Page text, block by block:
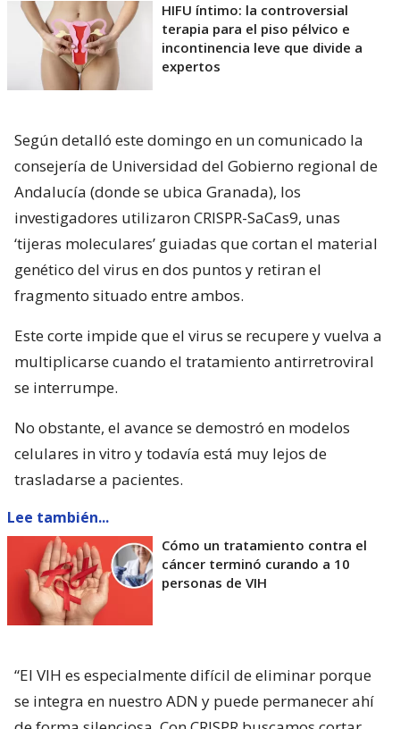
HIFU íntimo: la controversial
terapia para el piso pélvico e
incontinencia leve que divide a
expertos
Según detalló este domingo en un comunicado la
consejería de Universidad del Gobierno regional de
Andalucía (donde se ubica Granada), los
investigadores utilizaron CRISPR-SaCas9, unas
‘tijeras moleculares’ guiadas que cortan el material
genético del virus en dos puntos y retiran el
fragmento situado entre ambos.
Este corte impide que el virus se recupere y vuelva a
multiplicarse cuando el tratamiento antirretroviral
se interrumpe.
No obstante, el avance se demostró en modelos
celulares in vitro y todavía está muy lejos de
trasladarse a pacientes.
Lee también...
Cómo un tratamiento contra el
cáncer terminó curando a 10
personas de VIH
“El VIH es especialmente difícil de eliminar porque
se integra en nuestro ADN y puede permanecer ahí